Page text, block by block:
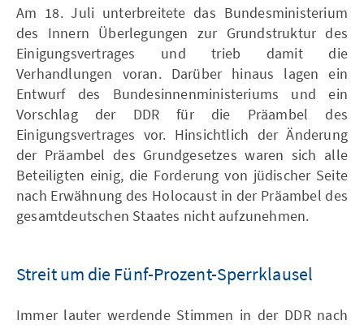
Am 18. Juli unterbreitete das Bundesministerium
des Innern Überlegungen zur Grundstruktur des
Einigungsvertrages und trieb damit die
Verhandlungen voran. Darüber hinaus lagen ein
Entwurf des Bundesinnenministeriums und ein
Vorschlag der DDR für die Präambel des
Einigungsvertrages vor. Hinsichtlich der Änderung
der Präambel des Grundgesetzes waren sich alle
Beteiligten einig, die Forderung von jüdischer Seite
nach Erwähnung des Holocaust in der Präambel des
gesamtdeutschen Staates nicht aufzunehmen.
Streit um die Fünf-Prozent-Sperrklausel
Immer lauter werdende Stimmen in der DDR nach